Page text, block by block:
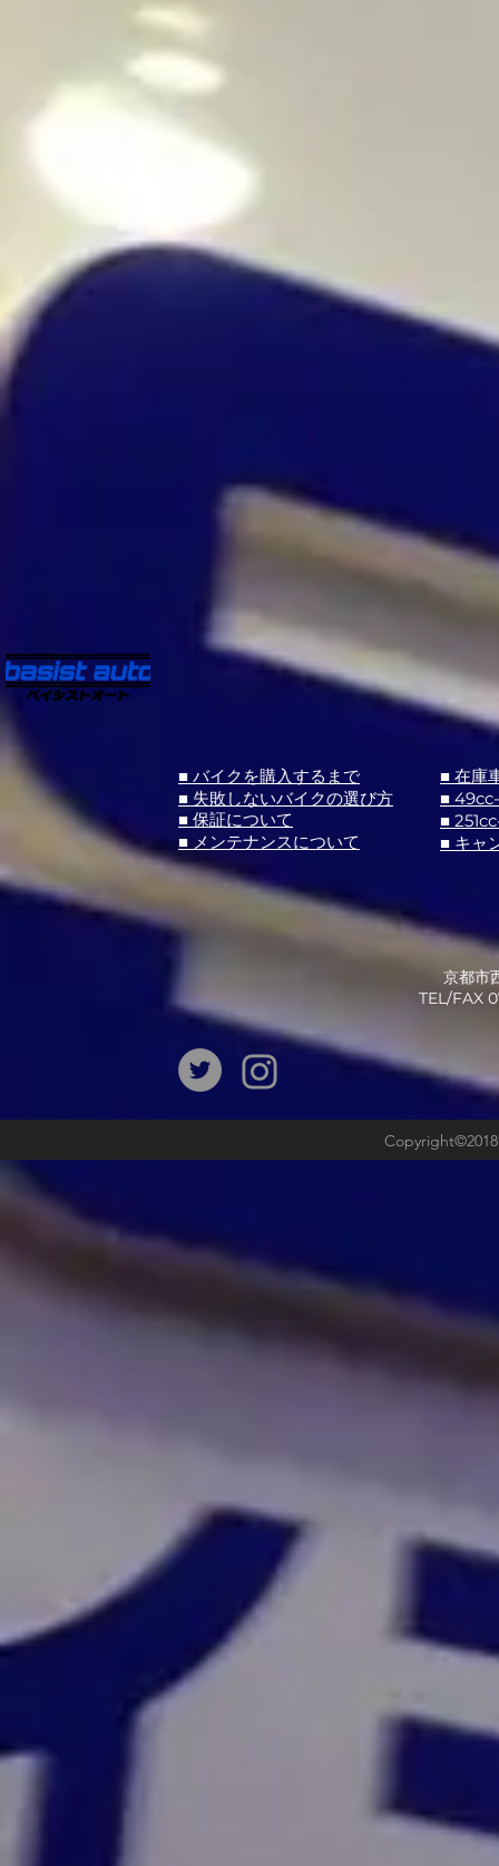
■ バイクを購入するまで
■ 失敗しないバイクの選び方
■ 保証について
■ メンテナンスについて
■ 在庫
■
■
■ キャ
京都市
​TEL/FAX